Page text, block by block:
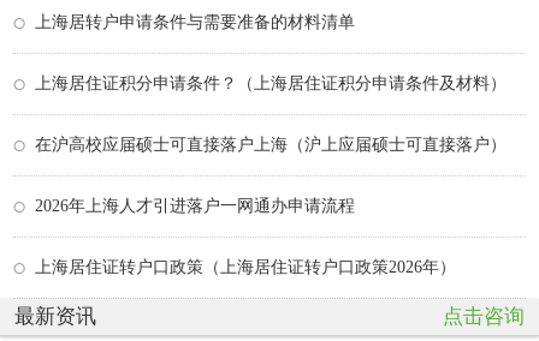
上海居转户申请条件与需要准备的材料清单
上海居住证积分申请条件？（上海居住证积分申请条件及材料）
在沪高校应届硕士可直接落户上海（沪上应届硕士可直接落户）
2026年上海人才引进落户一网通办申请流程
上海居住证转户口政策（上海居住证转户口政策2026年）
最新资讯 点击咨询